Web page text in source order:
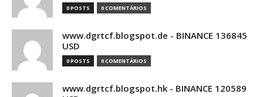
0 POSTS 0 COMENTÁRIOS
www.dgrtcf.blogspot.de - BINANCE 136845
USD
0 POSTS 0 COMENTÁRIOS
www.dgrtcf.blogspot.hk - BINANCE 120589